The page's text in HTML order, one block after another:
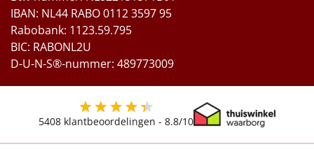
IBAN: NL44 RABO 0112 3597 95
Rabobank: 1123.59.795
BIC: RABONL2U
D-U-N-S®-nummer: 489773009
5408 klantbeoordelingen - 8.8/10